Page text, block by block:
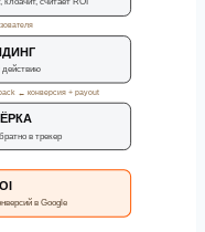
действию
← конверсия + payout
в трекер
в Google